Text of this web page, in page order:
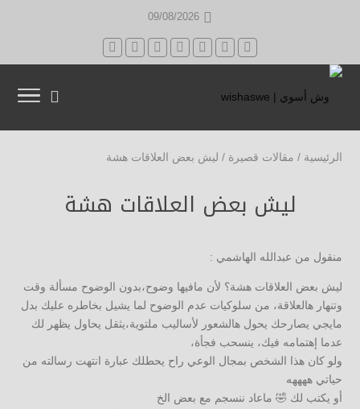
09/08/2026
الرئيسية / مقالات قصيرة / ليش بعض العلاقات هشة
ليش بعض العلاقات هشة
منقول من عبدالله الهاشمي :
ليش بعض العلاقات هشة؟ لأن مافيها وضوح،بدون الوضوح مسألة وقت
وتنهار هالعلاقة، من سلوكيات عدم الوضوح لما يشيل بخاطره عليك بدل
مايجي يصارحك يحول هالشعور لأساليب ملتوية،يثقل يحاول يظهر لك
عدما إهتمامه فيك، ينسحب فجأة،
ولو كان هذا الشخص بمجال الوعي راح يحطلك عبارة انتهت رسالته من
حياتي ههههه
أو يكتب لك 🤣 ماعاد ننسجم مع بعض الخ